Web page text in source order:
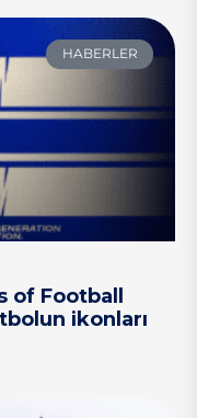
HABERLER
of Football
ikonları